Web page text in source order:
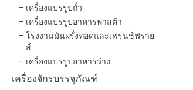
เครื่องแปรรูปถั่ว
เครื่องแปรรูปอาหารพาสต้า
โรงงานมันฝรั่งทอดและเฟรนช์ฟราย
ส์
เครื่องแปรรูปอาหารว่าง
เครื่องจักรบรรจุภัณฑ์